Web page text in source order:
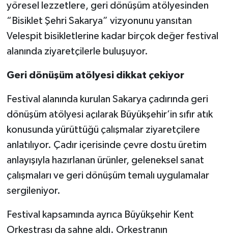
yöresel lezzetlere, geri dönüşüm atölyesinden
“Bisiklet Şehri Sakarya” vizyonunu yansıtan
Velespit bisikletlerine kadar birçok değer festival
alanında ziyaretçilerle buluşuyor.
Geri dönüşüm atölyesi dikkat çekiyor
Festival alanında kurulan Sakarya çadırında geri
dönüşüm atölyesi açılarak Büyükşehir’in sıfır atık
konusunda yürüttüğü çalışmalar ziyaretçilere
anlatılıyor. Çadır içerisinde çevre dostu üretim
anlayışıyla hazırlanan ürünler, geleneksel sanat
çalışmaları ve geri dönüşüm temalı uygulamalar
sergileniyor.
Festival kapsamında ayrıca Büyükşehir Kent
Orkestrası da sahne aldı. Orkestranın